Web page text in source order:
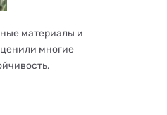
материалы и
многие